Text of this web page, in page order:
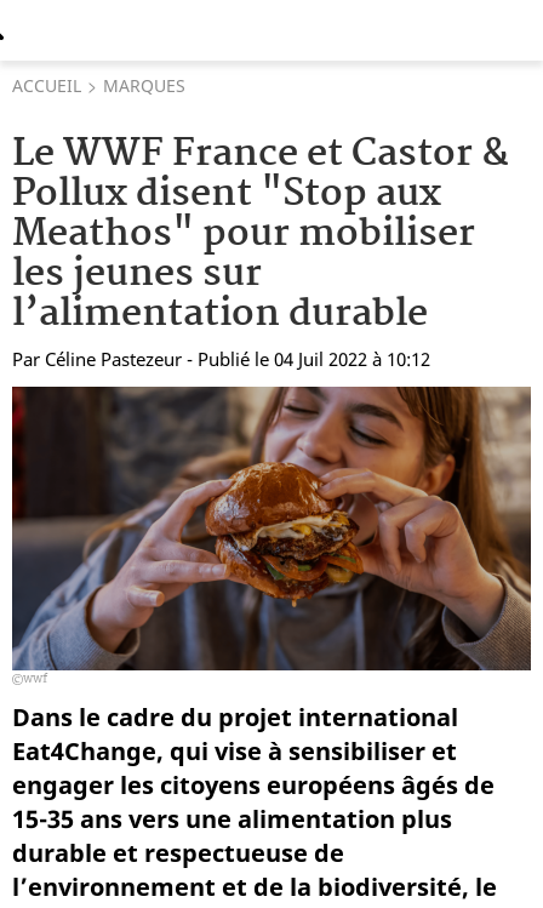
ACCUEIL MARQUES
Le WWF France et Castor &
Pollux disent "Stop aux
Meathos" pour mobiliser
les jeunes sur
l’alimentation durable
Par Céline Pastezeur - Publié le 04 Juil 2022 à 10:12
wwf
Dans le cadre du projet international
Eat4Change, qui vise à sensibiliser et
engager les citoyens européens âgés de
15-35 ans vers une alimentation plus
durable et respectueuse de
l’environnement et de la biodiversité, le